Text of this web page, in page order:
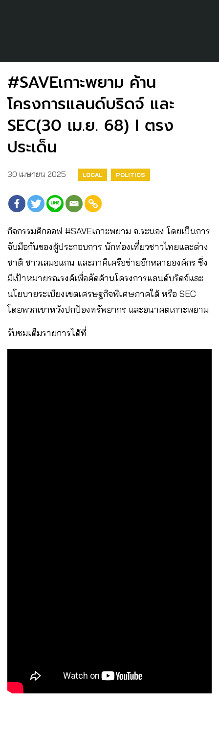
#SAVEเกาะพยาม ค้าน
โครงการแลนด์บริดจ์ และ
SEC(30 เม.ย. 68) I ตรง
ประเด็น
30 เมษายน 2025 LOCAL POLITICS
กิจกรรมคิกออฟ #SAVEเกาะพยาม จ.ระนอง โดยเป็นการ
จับมือกันของผู้ประกอบการ นักท่องเที่ยวชาวไทยและต่าง
ชาติ ชาวเลมอแกน และภาคีเครือข่ายอีกหลายองค์กร ซึ่ง
มีเป้าหมายรณรงค์เพื่อคัดค้านโครงการแลนด์บริดจ์และ
นโยบายระเบียงเขตเศรษฐกิจพิเศษภาคใต้ หรือ SEC
โดยพวกเขาหวังปกป้องทรัพยากร และอนาคตเกาะพยาม
รับชมเต็มรายการได้ที่